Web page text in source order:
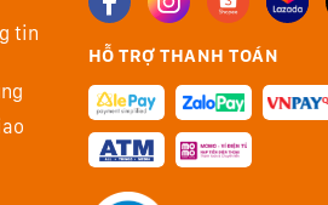
tin
HỖ TRỢ THANH TOÁN